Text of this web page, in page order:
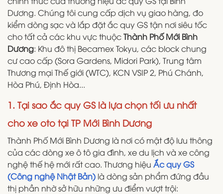
Dương. Chúng tôi cung cấp dịch vụ giao hàng, đo
kiểm dòng sạc và lắp đặt ắc quy GS tận nơi siêu tốc
cho tất cả các khu vực thuộcThành Phố Mới Bình
Dương: Khu đô thị Becamex Tokyu, các block chung
cư cao cấp (Sora Gardens, Midori Park), Trung tâm
Thương mại Thế giới (WTC), KCN VSIP 2, Phú Chánh,
Hòa Phú, Định Hòa...
1. Tại sao ắc quy GS là lựa chọn tối ưu nhất
cho xe oto tại TP Mới Bình Dương
Thành Phố Mới Bình Dương là nơi có mật độ lưu thông
của các dòng xe ô tô gia đình, xe du lịch và xe công
nghệ thế hệ mới rất cao. Thương hiệu Ắc quy GS
(Công nghệ Nhật Bản) là dòng sản phẩm đứng đầu
thị phần nhờ sở hữu những ưu điểm vượt trội: